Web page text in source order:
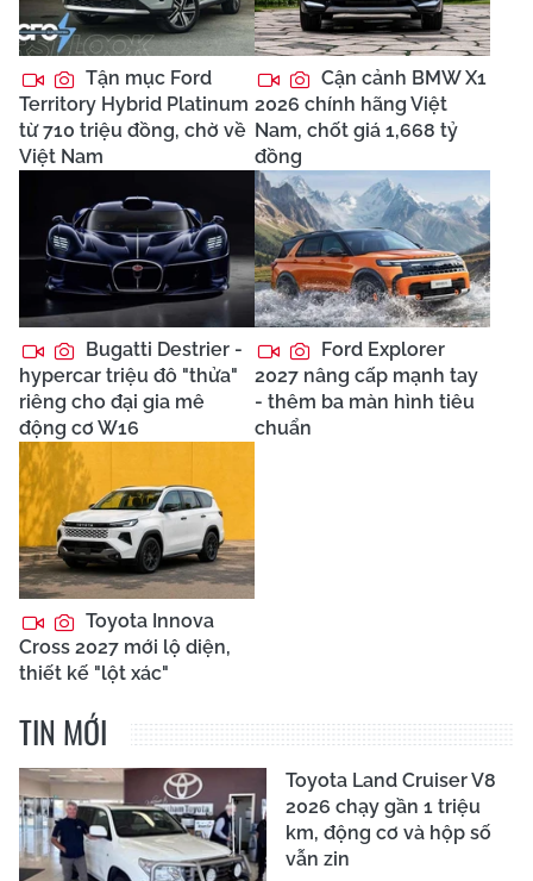
Tận mục Ford
Territory Hybrid Platinum
từ 710 triệu đồng, chờ về
Việt Nam
Cận cảnh BMW X1
2026 chính hãng Việt
Nam, chốt giá 1,668 tỷ
đồng
Bugatti Destrier -
hypercar triệu đô "thửa"
riêng cho đại gia mê
động cơ W16
Ford Explorer
2027 nâng cấp mạnh tay
- thêm ba màn hình tiêu
chuẩn
Toyota Innova
Cross 2027 mới lộ diện,
thiết kế "lột xác"
TIN MỚI
Toyota Land Cruiser V8
2026 chạy gần 1 triệu
km, động cơ và hộp số
vẫn zin